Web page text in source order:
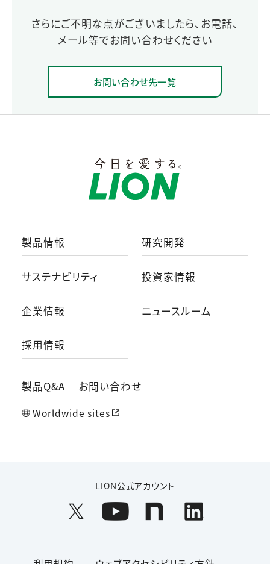
さらにご不明な点がございましたら、お電話、
メール等でお問い合わせください
お問い合わせ先一覧
製品情報 研究開発
サステナビリティ 投資家情報
企業情報 ニュースルーム
採用情報
製品Q&A お問い合わせ
Worldwide sites
LION公式アカウント